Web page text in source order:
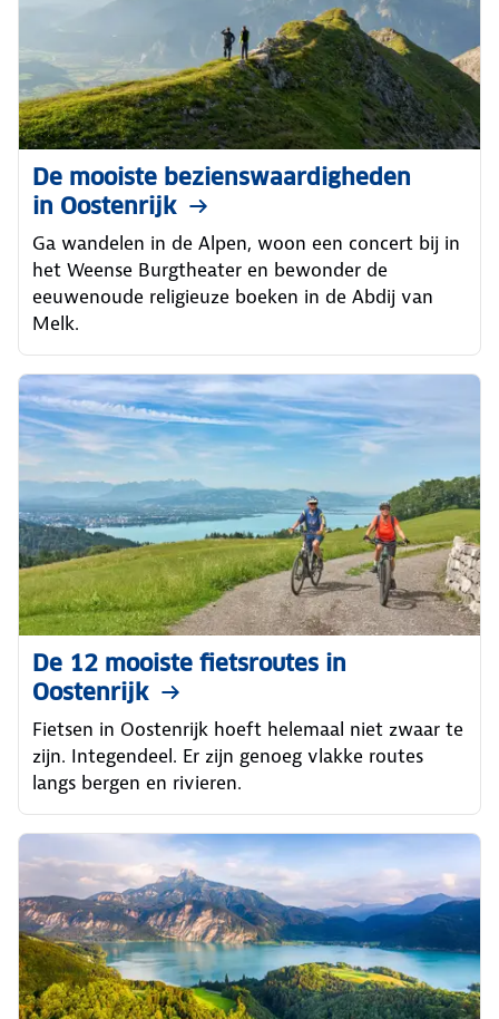
De mooiste bezienswaardigheden
in Oostenrijk
Ga wandelen in de Alpen, woon een concert bij in
het Weense Burgtheater en bewonder de
eeuwenoude religieuze boeken in de Abdij van
Melk.
De 12 mooiste fietsroutes in
Oostenrijk
Fietsen in Oostenrijk hoeft helemaal niet zwaar te
zijn. Integendeel. Er zijn genoeg vlakke routes
langs bergen en rivieren.